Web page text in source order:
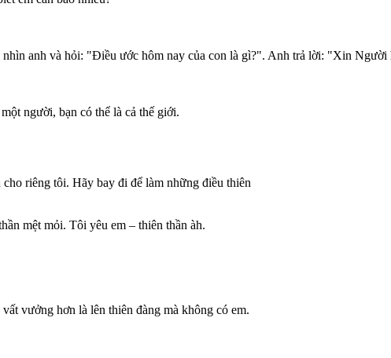
anh và hỏi: "Điều ước hôm nay của con là gì?". Anh trả lời: "Xin Người
người, bạn có thể là cả thế giới.
riêng tôi. Hãy bay đi để làm những điều thiên
mệt mỏi. Tôi yêu em – thiên thần àh.
vưởng hơn là lên thiên đàng mà không có em.